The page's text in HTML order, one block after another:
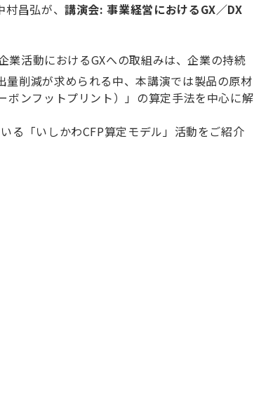
昌弘が、講演会: 事業経営におけるGX／DX
業活動におけるGXへの取組みは、企業の持続
削減が求められる中、本講演では製品の原材
ボンフットプリント）」の算定手法を中心に解
る「いしかわCFP算定モデル」活動をご紹介